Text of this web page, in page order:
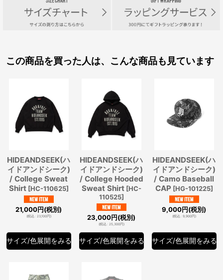
この商品を買った人は、こんな商品も見ています
HIDEANDSEEK(ハ
イドアンドシーク)
/ College Sweat
Shirt [HC-110625]
21,000円(税別)
(税込: 23,100円)
サイズ/色展開をみる
HIDEANDSEEK(ハ
イドアンドシーク)
/ College Hooded
Sweat Shirt [HC-
110525]
23,000円(税別)
(税込: 25,300円)
サイズ/色展開をみる
HIDEANDSEEK(ハ
イドアンドシーク)
/ Camo Baseball
CAP [HG-101225]
9,000円(税別)
(税込: 9,900円)
サイズ/色展開をみる